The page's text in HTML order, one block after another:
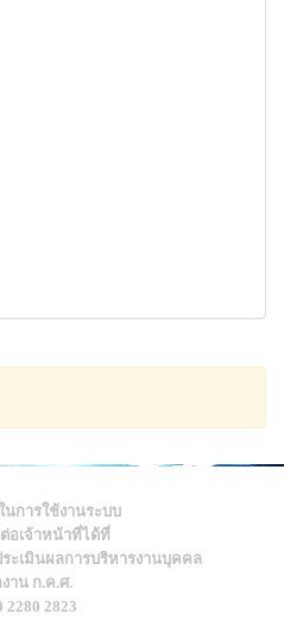
การใช้งานระบบ
อเจ้าหน้าที่ได้ที่
ะเมินผลการบริหารงานบุคคล
าน ก.ค.ศ.
2280 2823